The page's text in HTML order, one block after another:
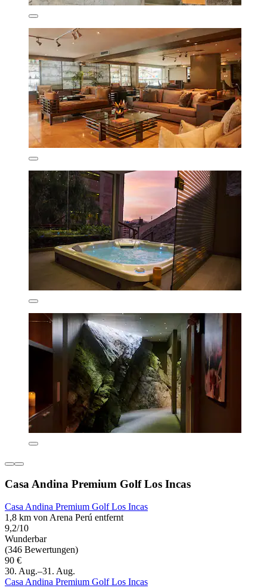
Casa Andina Premium Golf Los Incas
Casa Andina Premium Golf Los Incas
1,8 km von Arena Perú entfernt
9,2/10
Wunderbar
(346 Bewertungen)
90 €
30. Aug.–31. Aug.
Casa Andina Premium Golf Los Incas